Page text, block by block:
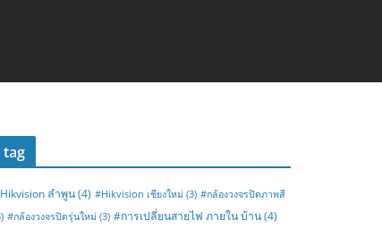
tag
ลำพูน(4) #Hikvision เชียงใหม่ (3) #กล้องวงจรปิดภาพสี
#กล้องวงจรปิดรุ่นใหม่ (3) #การเปลี่ยนสายไฟ ภายใน บ้าน(4)